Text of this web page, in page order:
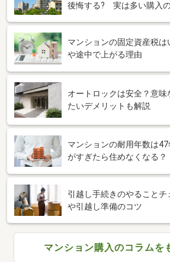
後悔する? 実は多い購入
マンションの固定資産税
や途中で上がる理由
オートロックは安全？意味
たいデメリットも解説
マンションの耐用年数は
がすぎたら住めなくなる？
引越し手続きのやることチ
や引越し準備のコツ
マンション購入のコラムを